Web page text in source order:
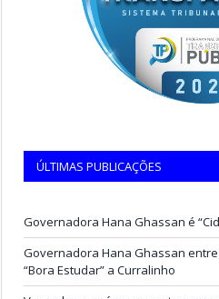
ÚLTIMAS PUBLICAÇÕES
Governadora Hana Ghassan é
Governadora Hana Ghassan
“Bora Estudar” a Curralinho